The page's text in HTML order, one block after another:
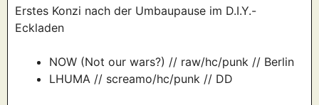
Erstes Konzi nach der Umbaupause im D.I.Y.-
Eckladen
NOW (Not our wars?) // raw/hc/punk // Berlin
LHUMA // screamo/hc/punk // DD